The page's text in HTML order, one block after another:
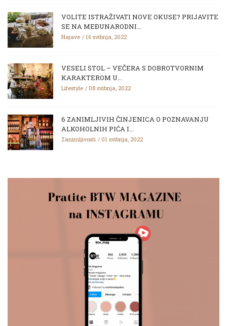
VOLITE ISTRAŽIVATI NOVE OKUSE? PRIJAVITE
SE NA MEĐUNARODNI...
Najave 16 svibnja, 2022
VESELI STOL – VEČERA S DOBROTVORNIM
KARAKTEROM U...
Lifestyle 08 svibnja, 2022
6 ZANIMLJIVIH ČINJENICA O POZNAVANJU
ALKOHOLNIH PIĆA I...
Zanimljivosti 01 svibnja, 2022